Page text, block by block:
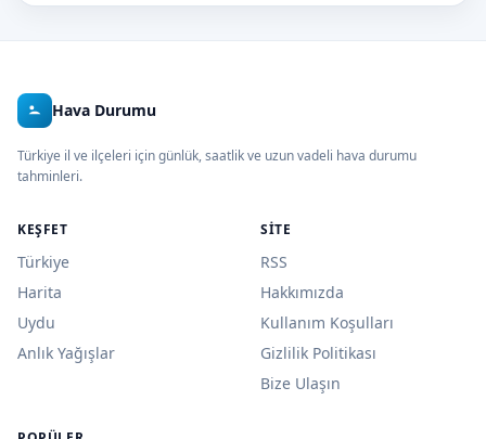
Hava Durumu
Türkiye il ve ilçeleri için günlük, saatlik ve uzun vadeli hava durumu
tahminleri.
KEŞFET
Türkiye
Harita
Uydu
Anlık Yağışlar
SITE
RSS
Hakkımızda
Kullanım Koşulları
Gizlilik Politikası
Bize Ulaşın